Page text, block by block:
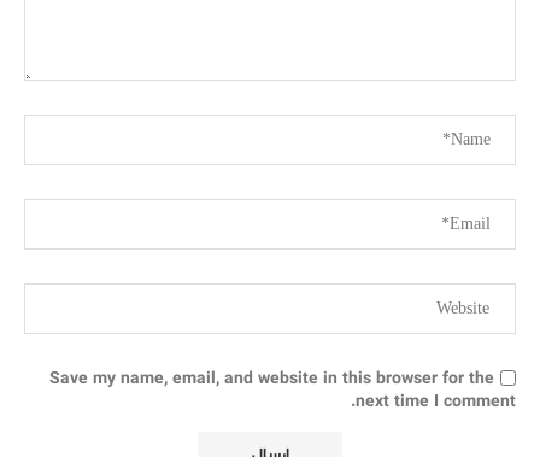
Save my name, email, and website in this browser for the
next time I comment.